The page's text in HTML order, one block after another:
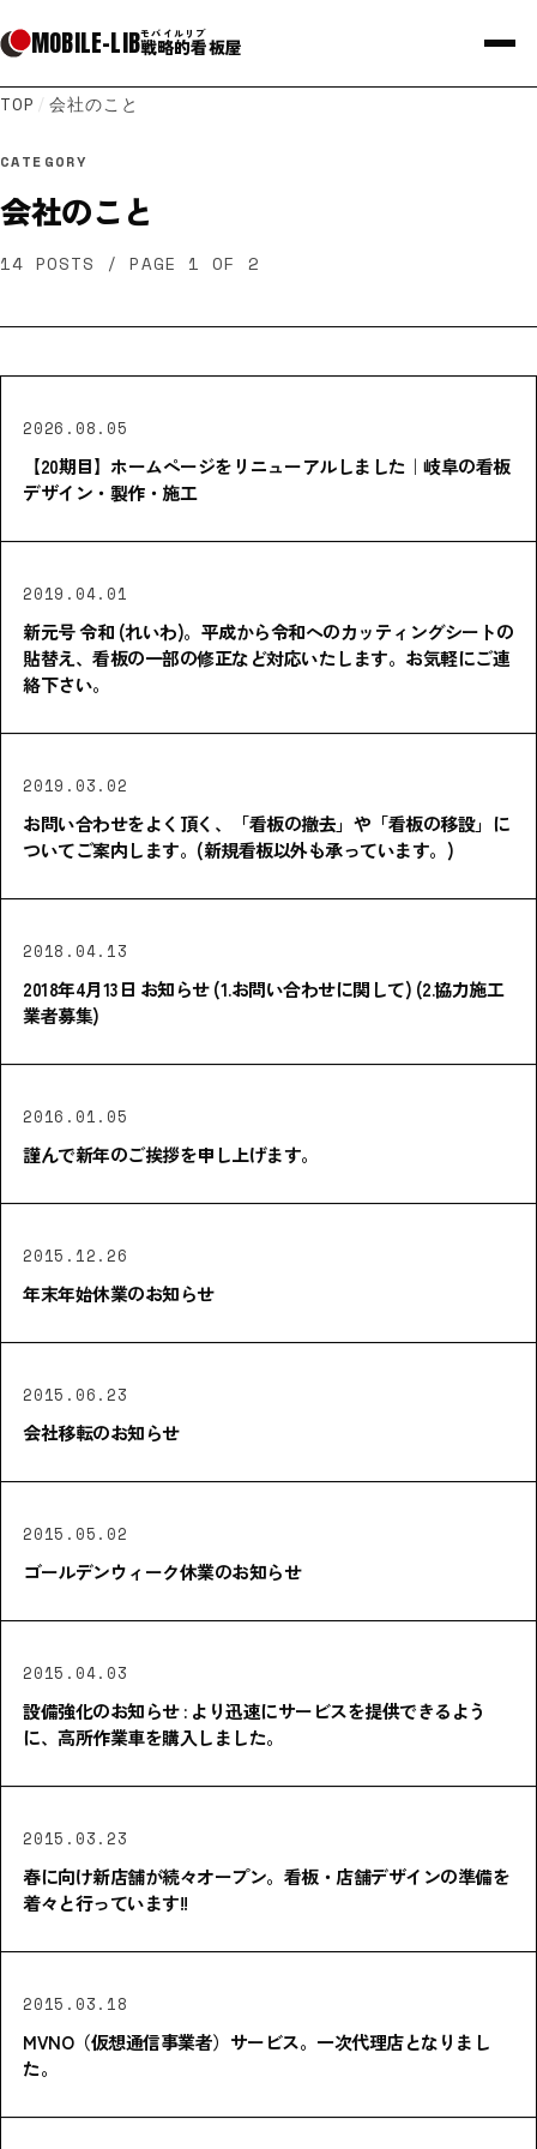
MOBILE-LIBモバイルリブ
戦略的看板屋
TOP / 会社のこと
CATEGORY
会社のこと
14 POSTS / PAGE 1 OF 2
2026.08.05
【20期目】ホームページをリニューアルしました｜岐阜の看板
デザイン・製作・施工
2019.04.01
新元号 令和 (れいわ)。平成から令和へのカッティングシートの
貼替え、看板の一部の修正など対応いたします。お気軽にご連
絡下さい。
2019.03.02
お問い合わせをよく頂く、「看板の撤去」や「看板の移設」に
ついてご案内します。(新規看板以外も承っています。)
2018.04.13
2018年4月13日 お知らせ (1.お問い合わせに関して) (2.協力施工
業者募集)
2016.01.05
謹んで新年のご挨拶を申し上げます。
2015.12.26
年末年始休業のお知らせ
2015.06.23
会社移転のお知らせ
2015.05.02
ゴールデンウィーク休業のお知らせ
2015.04.03
設備強化のお知らせ : より迅速にサービスを提供できるよう
に、高所作業車を購入しました。
2015.03.23
春に向け新店舗が続々オープン。看板・店舗デザインの準備を
着々と行っています!!
2015.03.18
MVNO（仮想通信事業者）サービス。一次代理店となりまし
た。